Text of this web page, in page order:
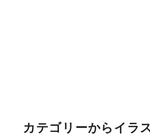
カテゴリーからイラ